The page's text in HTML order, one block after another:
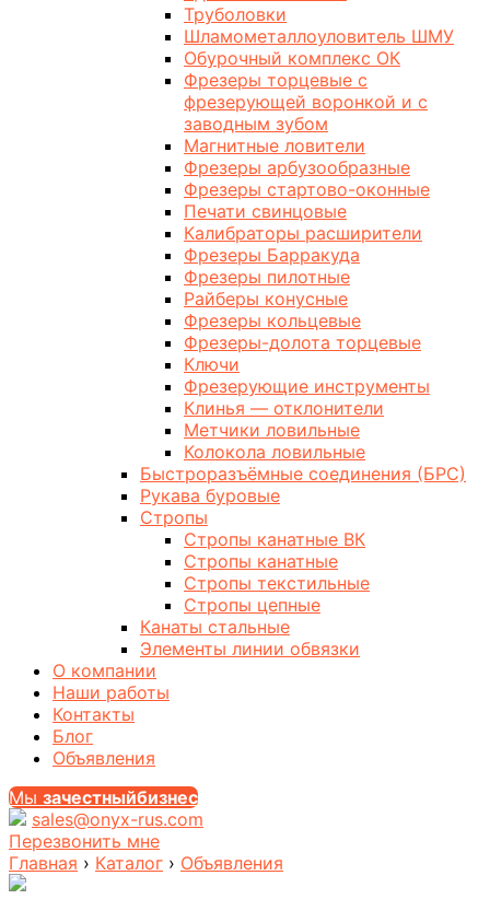
Труболовки
Шламометаллоуловитель ШМУ
Обурочный комплекс ОК
Фрезеры торцевые с
фрезерующей воронкой и с
заводным зубом
Магнитные ловители
Фрезеры арбузообразные
Фрезеры стартово-оконные
Печати свинцовые
Калибраторы расширители
Фрезеры Барракуда
Фрезеры пилотные
Райберы конусные
Фрезеры кольцевые
Фрезеры-долота торцевые
Ключи
Фрезерующие инструменты
Клинья — отклонители
Метчики ловильные
Колокола ловильные
Быстроразъёмные соединения (БРС)
Рукава буровые
Стропы
Стропы канатные ВК
Стропы канатные
Стропы текстильные
Стропы цепные
Канаты стальные
Элементы линии обвязки
О компании
Наши работы
Контакты
Блог
Объявления
Мы зачестныйбизнес
sales@onyx-rus.com
Перезвонить мне
Главная › Каталог › Объявления